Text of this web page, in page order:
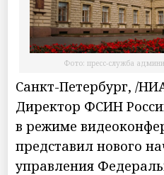
Фото: пресс-служба
Санкт-Петербург, /
Директор ФСИН
в режиме
представил нового
управления